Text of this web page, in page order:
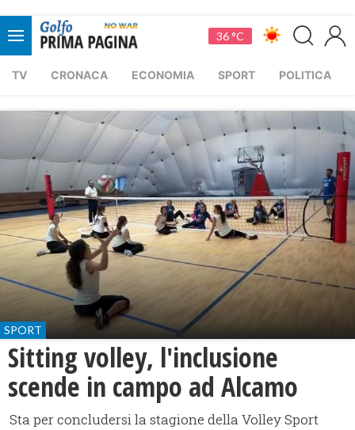
36 °C
TV CRONACA ECONOMIA SPORT POLITICA
SPORT
Sitting volley, l'inclusione
scende in campo ad Alcamo
Sta per concludersi la stagione della Volley Sport